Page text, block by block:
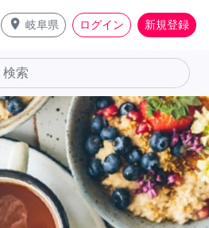
place 岐阜県 ログイン 新規登録